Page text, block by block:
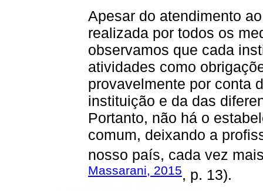
Apesar do atendimento
realizada por todos os
observamos que cada
atividades como
provavelmente por conta
instituição e da das
Portanto, não há o
comum, deixando a
nosso país, cada vez
Massarani, 2015, p. 13).